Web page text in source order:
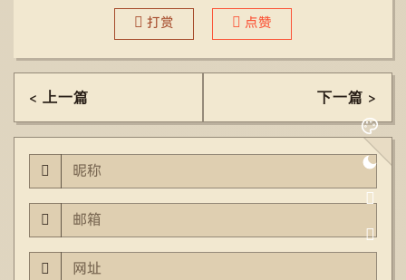
打赏 点赞
< 上一篇 下一篇 >